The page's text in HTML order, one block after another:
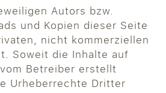
Autors bzw.
und Kopien dieser Seite
nicht kommerziellen
Soweit die Inhalte auf
Betreiber erstellt
Urheberrechte Dritter